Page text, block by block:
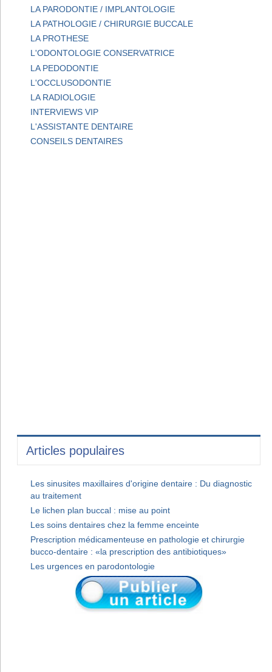
LA PARODONTIE / IMPLANTOLOGIE
LA PATHOLOGIE / CHIRURGIE BUCCALE
LA PROTHESE
L'ODONTOLOGIE CONSERVATRICE
LA PEDODONTIE
L'OCCLUSODONTIE
LA RADIOLOGIE
INTERVIEWS VIP
L'ASSISTANTE DENTAIRE
CONSEILS DENTAIRES
Articles populaires
Les sinusites maxillaires d'origine dentaire : Du diagnostic
au traitement
Le lichen plan buccal : mise au point
Les soins dentaires chez la femme enceinte
Prescription médicamenteuse en pathologie et chirurgie
bucco-dentaire : «la prescription des antibiotiques»
Les urgences en parodontologie